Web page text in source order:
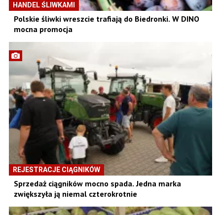
HANDEL ŚLIWKAMI
Polskie śliwki wreszcie trafiają do Biedronki. W DINO
mocna promocja
REJESTRACJE CIĄGNIKÓW
Sprzedaż ciągników mocno spada. Jedna marka
zwiększyła ją niemal czterokrotnie